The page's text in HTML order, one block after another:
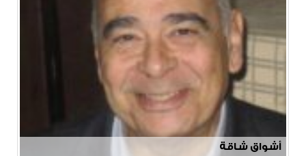
أشواق شاقة